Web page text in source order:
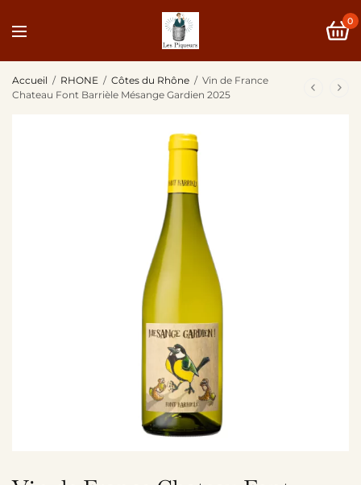
0
Accueil / RHONE / Côtes du Rhône / Vin de France
Chateau Font Barrièle Mésange Gardien 2025